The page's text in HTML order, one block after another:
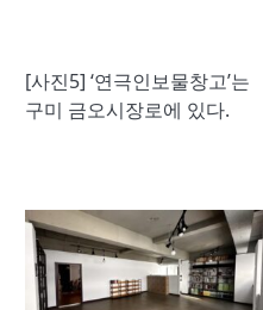
[사진5] ‘연극인보물창고’는
구미 금오시장로에 있다.